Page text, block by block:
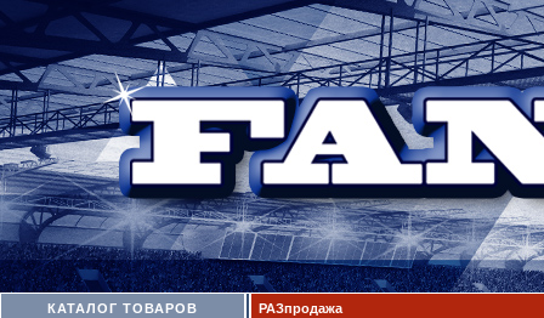
КАТАЛОГ ТОВАРОВ РАЗпродажа